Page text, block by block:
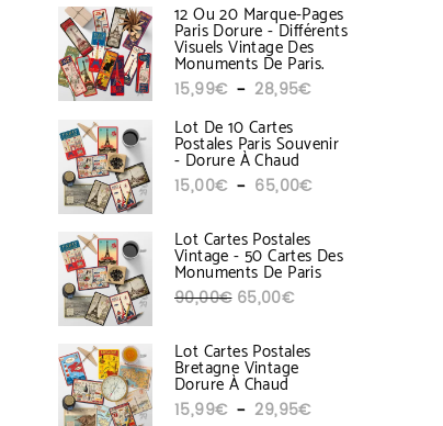
12 Ou 20 Marque-Pages
Paris Dorure - Différents
Visuels Vintage Des
Monuments De Paris.
15,99€ – 28,95€Plage de prix :
Lot De 10 Cartes
Postales Paris Souvenir
- Dorure À Chaud
15,00€ – 65,00€Plage de prix :
Lot Cartes Postales
Vintage - 50 Cartes Des
Monuments De Paris
90,00€ Le prix initial était : 90,00€.
65,00€Le prix actuel est :
Lot Cartes Postales
Bretagne Vintage
Dorure À Chaud
15,99€ – 29,95€Plage de prix :